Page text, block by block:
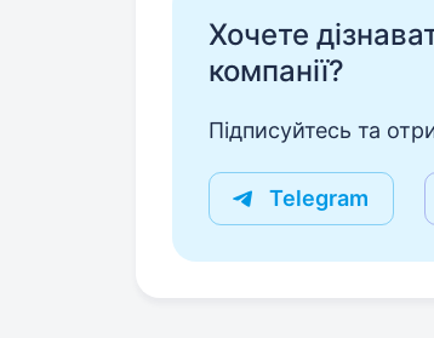
Хочете
компанії?
Підписуйтесь та
Telegram